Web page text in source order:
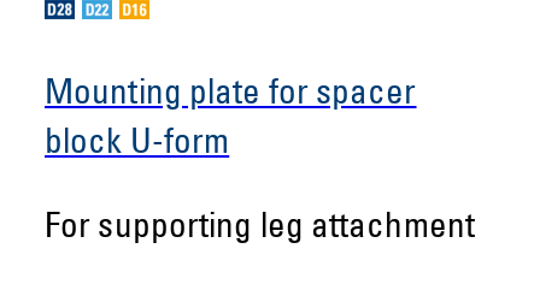
Mounting plate for spacer
block U-form
For supporting leg attachment